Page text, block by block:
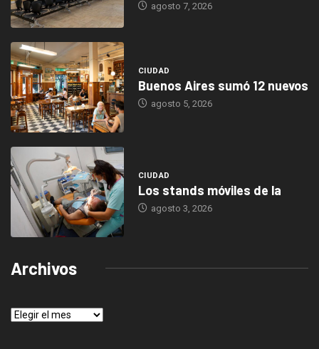
agosto 7, 2026
CIUDAD
Buenos Aires sumó 12 nuevos
agosto 5, 2026
CIUDAD
Los stands móviles de la
agosto 3, 2026
Archivos
Archivos